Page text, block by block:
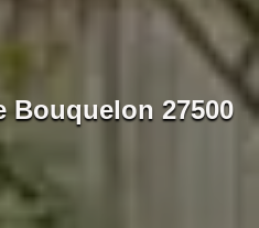
Bouquelon 27500